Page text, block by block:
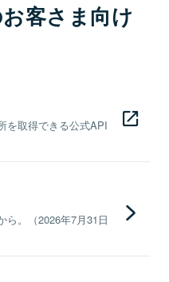
客さま向け
を取得できる公式API
ら。（2026年7月31日